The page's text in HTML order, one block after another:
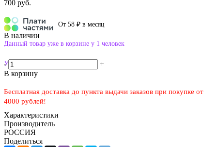
700 руб.
От 58 ₽ в месяц
В наличии
Данный товар уже в корзине у 1 человек
Успейте купить!
-
+
В корзину
Бесплатная доставка до пункта выдачи заказов при покупке от
4000 рублей!
Характеристики
Производитель
РОССИЯ
Поделиться